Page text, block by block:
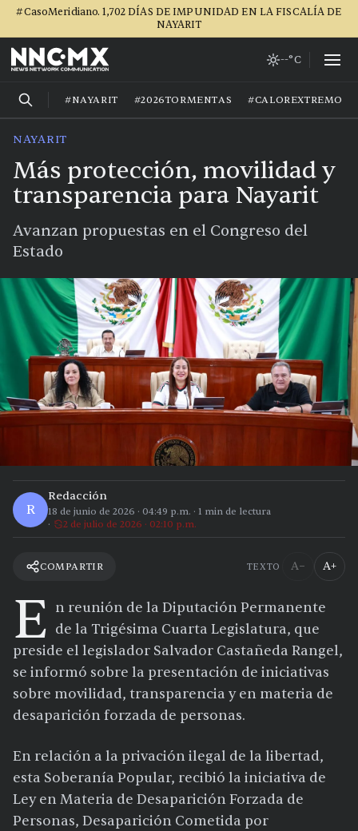
#CasoMeridiano. 1,702 DÍAS DE IMPUNIDAD EN LA FISCALÍA DE
NAYARIT
--°C
#NAYARIT #2026TORMENTAS #CALOREXTREMO
NAYARIT
Más protección, movilidad y
transparencia para Nayarit
Avanzan propuestas en el Congreso del
Estado
R
Redacción
18 de junio de 2026 · 04:49 p.m. · 1 min de lectura
2 de julio de 2026 · 02:10 p.m.
COMPARTIR TEXTO A− A+
E n reunión de la Diputación Permanente
de la Trigésima Cuarta Legislatura, que
preside el legislador Salvador Castañeda Rangel,
se informó sobre la presentación de iniciativas
sobre movilidad, transparencia y en materia de
desaparición forzada de personas.
En relación a la privación ilegal de la libertad,
esta Soberanía Popular, recibió la iniciativa de
Ley en Materia de Desaparición Forzada de
Personas, Desaparición Cometida por